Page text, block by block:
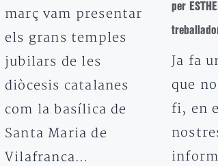
març vam presentar
els grans temples
jubilars de les
diòcesis catalanes
com la basílica de
Santa Maria de
Vilafranca…
per
Ja fa
que
fi, en